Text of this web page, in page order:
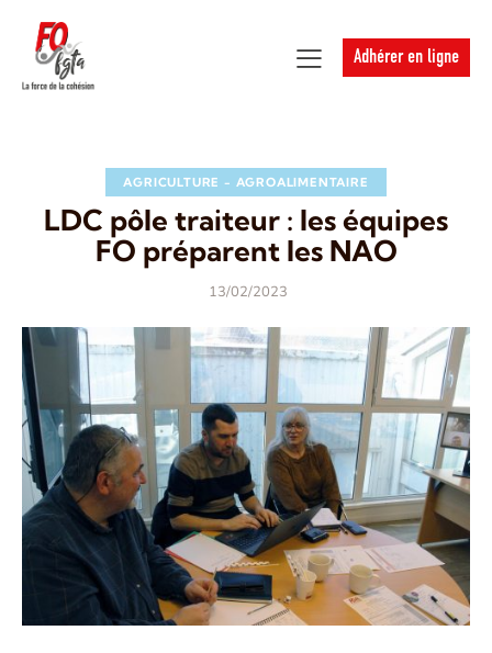
Adhérer en ligne
AGRICULTURE - AGROALIMENTAIRE
LDC pôle traiteur : les équipes
FO préparent les NAO
13/02/2023